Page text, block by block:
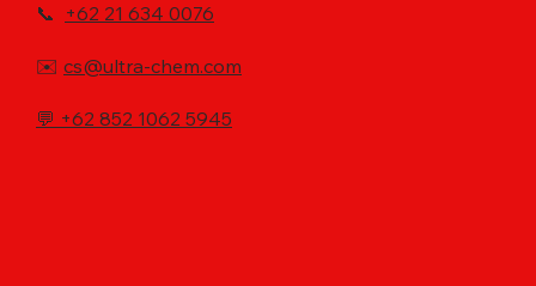
📞 +62 21 634 0076
✉️ cs@ultra-chem.com
💬 +62 852 1062 5945